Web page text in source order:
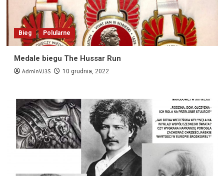
Bieg Polularne
Medale biegu The Hussar Run
AdminVJ3S 10 grudnia, 2022